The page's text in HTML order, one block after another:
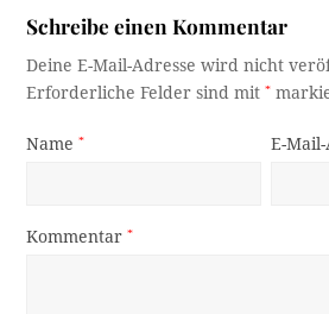
Schreibe einen Kommentar
Deine E-Mail-Adresse wird nicht
Erforderliche Felder sind mit*
Name* E-
Kommentar*